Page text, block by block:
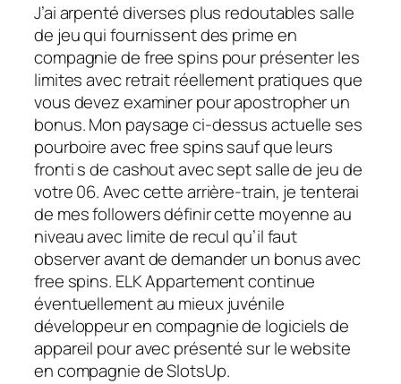
J’ai arpenté diverses plus redoutables salle
de jeu qui fournissent des prime en
compagnie de free spins pour présenter les
limites avec retrait réellement pratiques que
vous devez examiner pour apostropher un
bonus. Mon paysage ci-dessus actuelle ses
pourboire avec free spins sauf que leurs
fronti s de cashout avec sept salle de jeu de
votre 06. Avec cette arrière-train, je tenterai
de mes followers définir cette moyenne au
niveau avec limite de recul qu’il faut
observer avant de demander un bonus avec
free spins. ELK Appartement continue
éventuellement au mieux juvénile
développeur en compagnie de logiciels de
appareil pour avec présenté sur le website
en compagnie de SlotsUp.